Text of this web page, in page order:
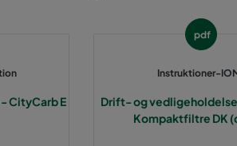
CityCarb E
pdf
Instruktioner-
Drift- og
Kompaktfiltre DK